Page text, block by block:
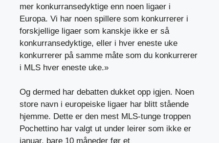
mer konkurransedyktige enn noen ligaer i
Europa. Vi har noen spillere som konkurrerer i
forskjellige ligaer som kanskje ikke er så
konkurransedyktige, eller i hver eneste uke
konkurrerer på samme måte som du konkurrerer
i MLS hver eneste uke.»
Og dermed har debatten dukket opp igjen. Noen
store navn i europeiske ligaer har blitt stående
hjemme. Dette er den mest MLS-tunge troppen
Pochettino har valgt ut under leirer som ikke er
januar, bare 10 måneder før et